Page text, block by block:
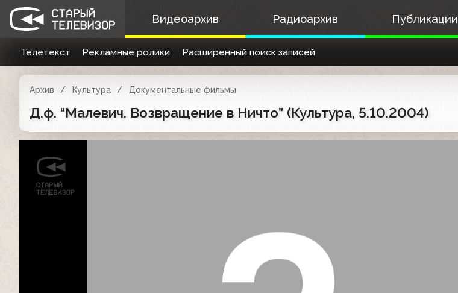
Видеоархив Радиоархив Публикации
Телетекст Рекламные ролики Расширенный поиск записей
Архив Культура Документальные фильмы
Д.ф. “Малевич. Возвращение в Ничто” (Культура, 5.10.2004)